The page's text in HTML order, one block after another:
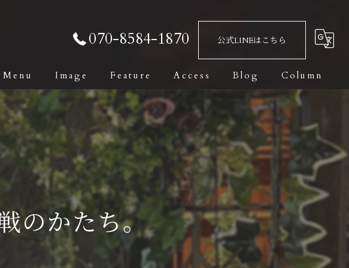
070-8584-1870 公式LINEはこちら
Image Feature
Bar
Fashionable
Date
Private Room
Dark Leaf
Access Blog Column
のかたち。